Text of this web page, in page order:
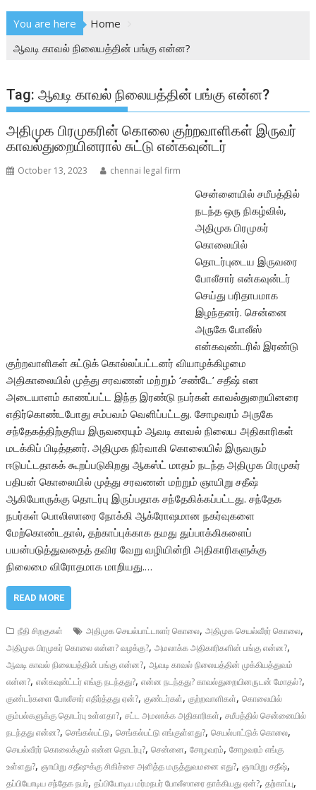
You are here
Home
ஆவடி காவல் நிலையத்தின் பங்கு என்ன?
Tag:ஆவடி காவல் நிலையத்தின் பங்கு என்ன?
அதிமுக பிரமுகரின் கொலை குற்றவாளிகள் இருவர்
காவல்துறையினரால் சுட்டு என்கவுன்டர்
October 13, 2023 chennai legal firm
சென்னையில் சமீபத்தில்
நடந்த ஒரு நிகழ்வில்,
அதிமுக பிரமுகர்
கொலையில்
தொடர்புடைய இருவரை
போலீசார் என்கவுன்டர்
செய்து பரிதாபமாக
இழந்தனர். சென்னை
அருகே போலீஸ்
என்கவுண்டரில் இரண்டு
குற்றவாளிகள் சுட்டுக் கொல்லப்பட்டனர் வியாழக்கிழமை
அதிகாலையில் முத்து சரவணன் மற்றும் ‘சண்டே’ சதீஷ் என
அடையாளம் காணப்பட்ட இந்த இரண்டு நபர்கள் காவல்துறையினரை
எதிர்கொண்டபோது சம்பவம் வெளிப்பட்டது. சோழவரம் அருகே
சந்தேகத்திற்குரிய இருவரையும் ஆவடி காவல் நிலைய அதிகாரிகள்
மடக்கிப் பிடித்தனர். அதிமுக நிர்வாகி கொலையில் இருவரும்
ஈடுபட்டதாகக் கூறப்படுகிறது ஆகஸ்ட் மாதம் நடந்த அதிமுக பிரமுகர்
பதிபன் கொலையில் முத்து சரவணன் மற்றும் ஞாயிறு சதீஷ்
ஆகியோருக்கு தொடர்பு இருப்பதாக சந்தேகிக்கப்பட்டது. சந்தேக
நபர்கள் பொலிஸாரை நோக்கி ஆக்ரோஷமான நகர்வுகளை
மேற்கொண்டதால், தற்காப்புக்காக தமது துப்பாக்கிகளைப்
பயன்படுத்துவதைத் தவிர வேறு வழியின்றி அதிகாரிகளுக்கு
நிலைமை விரோதமாக மாறியது.…
READ MORE
நீதி சிறகுகள் அதிமுக செயல்பாட்டாளர் கொலை,அதிமுக செயல்வீரர் கொலை,
அதிமுக பிரமுகர் கொலை என்ன? வழக்கு?,அமலாக்க அதிகாரிகளின் பங்கு என்ன?,
ஆவடி காவல் நிலையத்தின் பங்கு என்ன?,ஆவடி காவல் நிலையத்தின் முக்கியத்துவம்
என்ன?,என்கவுன்ட்டர் எங்கு நடந்தது?,என்ன நடந்தது? காவல்துறையினருடன் மோதல்?,
குண்டர்களை போலீசார் எதிர்த்தது ஏன்?,குண்டர்கள்,குற்றவாளிகள்,கொலையில்
கும்பல்களுக்கு தொடர்பு உள்ளதா?,சட்ட அமலாக்க அதிகாரிகள்,சமீபத்தில் சென்னையில்
நடந்தது என்ன?,செங்கல்பட்டு,செங்கல்பட்டு எங்குள்ளது?,செயல்பாட்டுக் கொலை,
செயல்வீரர் கொலைக்கும் என்ன தொடர்பு?,சென்னை,சோழவரம்,சோழவரம் எங்கு
உள்ளது?,ஞாயிறு சதீஷுக்கு சிகிச்சை அளித்த மருத்துவமனை எது?,ஞாயிறு சதீஷ்,
தப்பியோடிய சந்தேக நபர்,தப்பியோடிய மர்மநபர் போலீஸாரை தாக்கியது ஏன்?,தற்காப்பு,